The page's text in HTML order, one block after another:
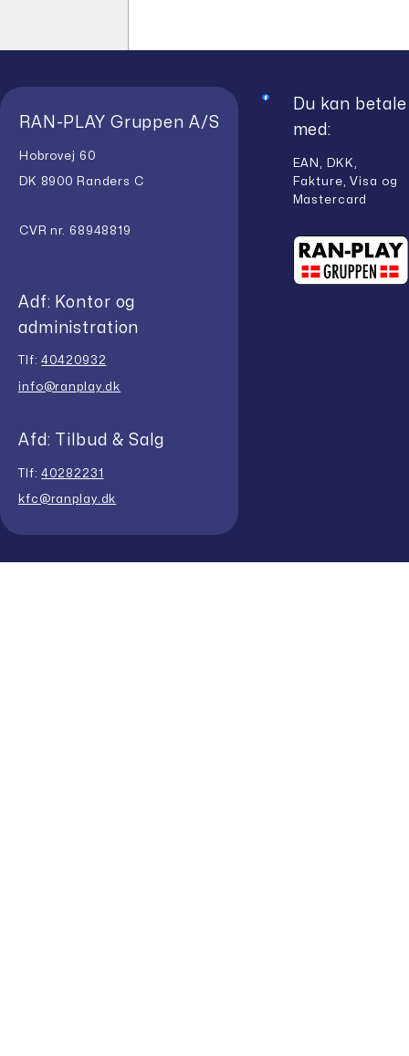
RAN-PLAY Gruppen A/S
Hobrovej 60
DK 8900 Randers C
CVR nr. 68948819
Adf: Kontor og
administration
Tlf:40420932
info@ranplay.dk
Afd: Tilbud & Salg
Tlf:40282231
kfc@ranplay.dk
Du kan betale
med:
EAN, DKK,
Fakture, Visa og
Mastercard